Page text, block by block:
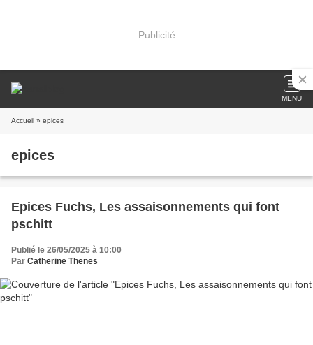
Publicité
MENU
Accueil » epices
epices
Epices Fuchs, Les assaisonnements qui font
pschitt
Publié le 26/05/2025 à 10:00
Par Catherine Thenes